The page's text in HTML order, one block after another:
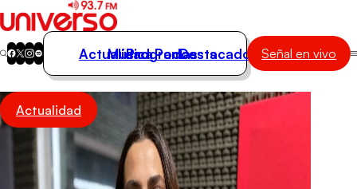
Actualidad
Música
Programas
Destacados
Actualidad
Música
Programas
Podcasts
Destacados Señal en vivo
Actualidad